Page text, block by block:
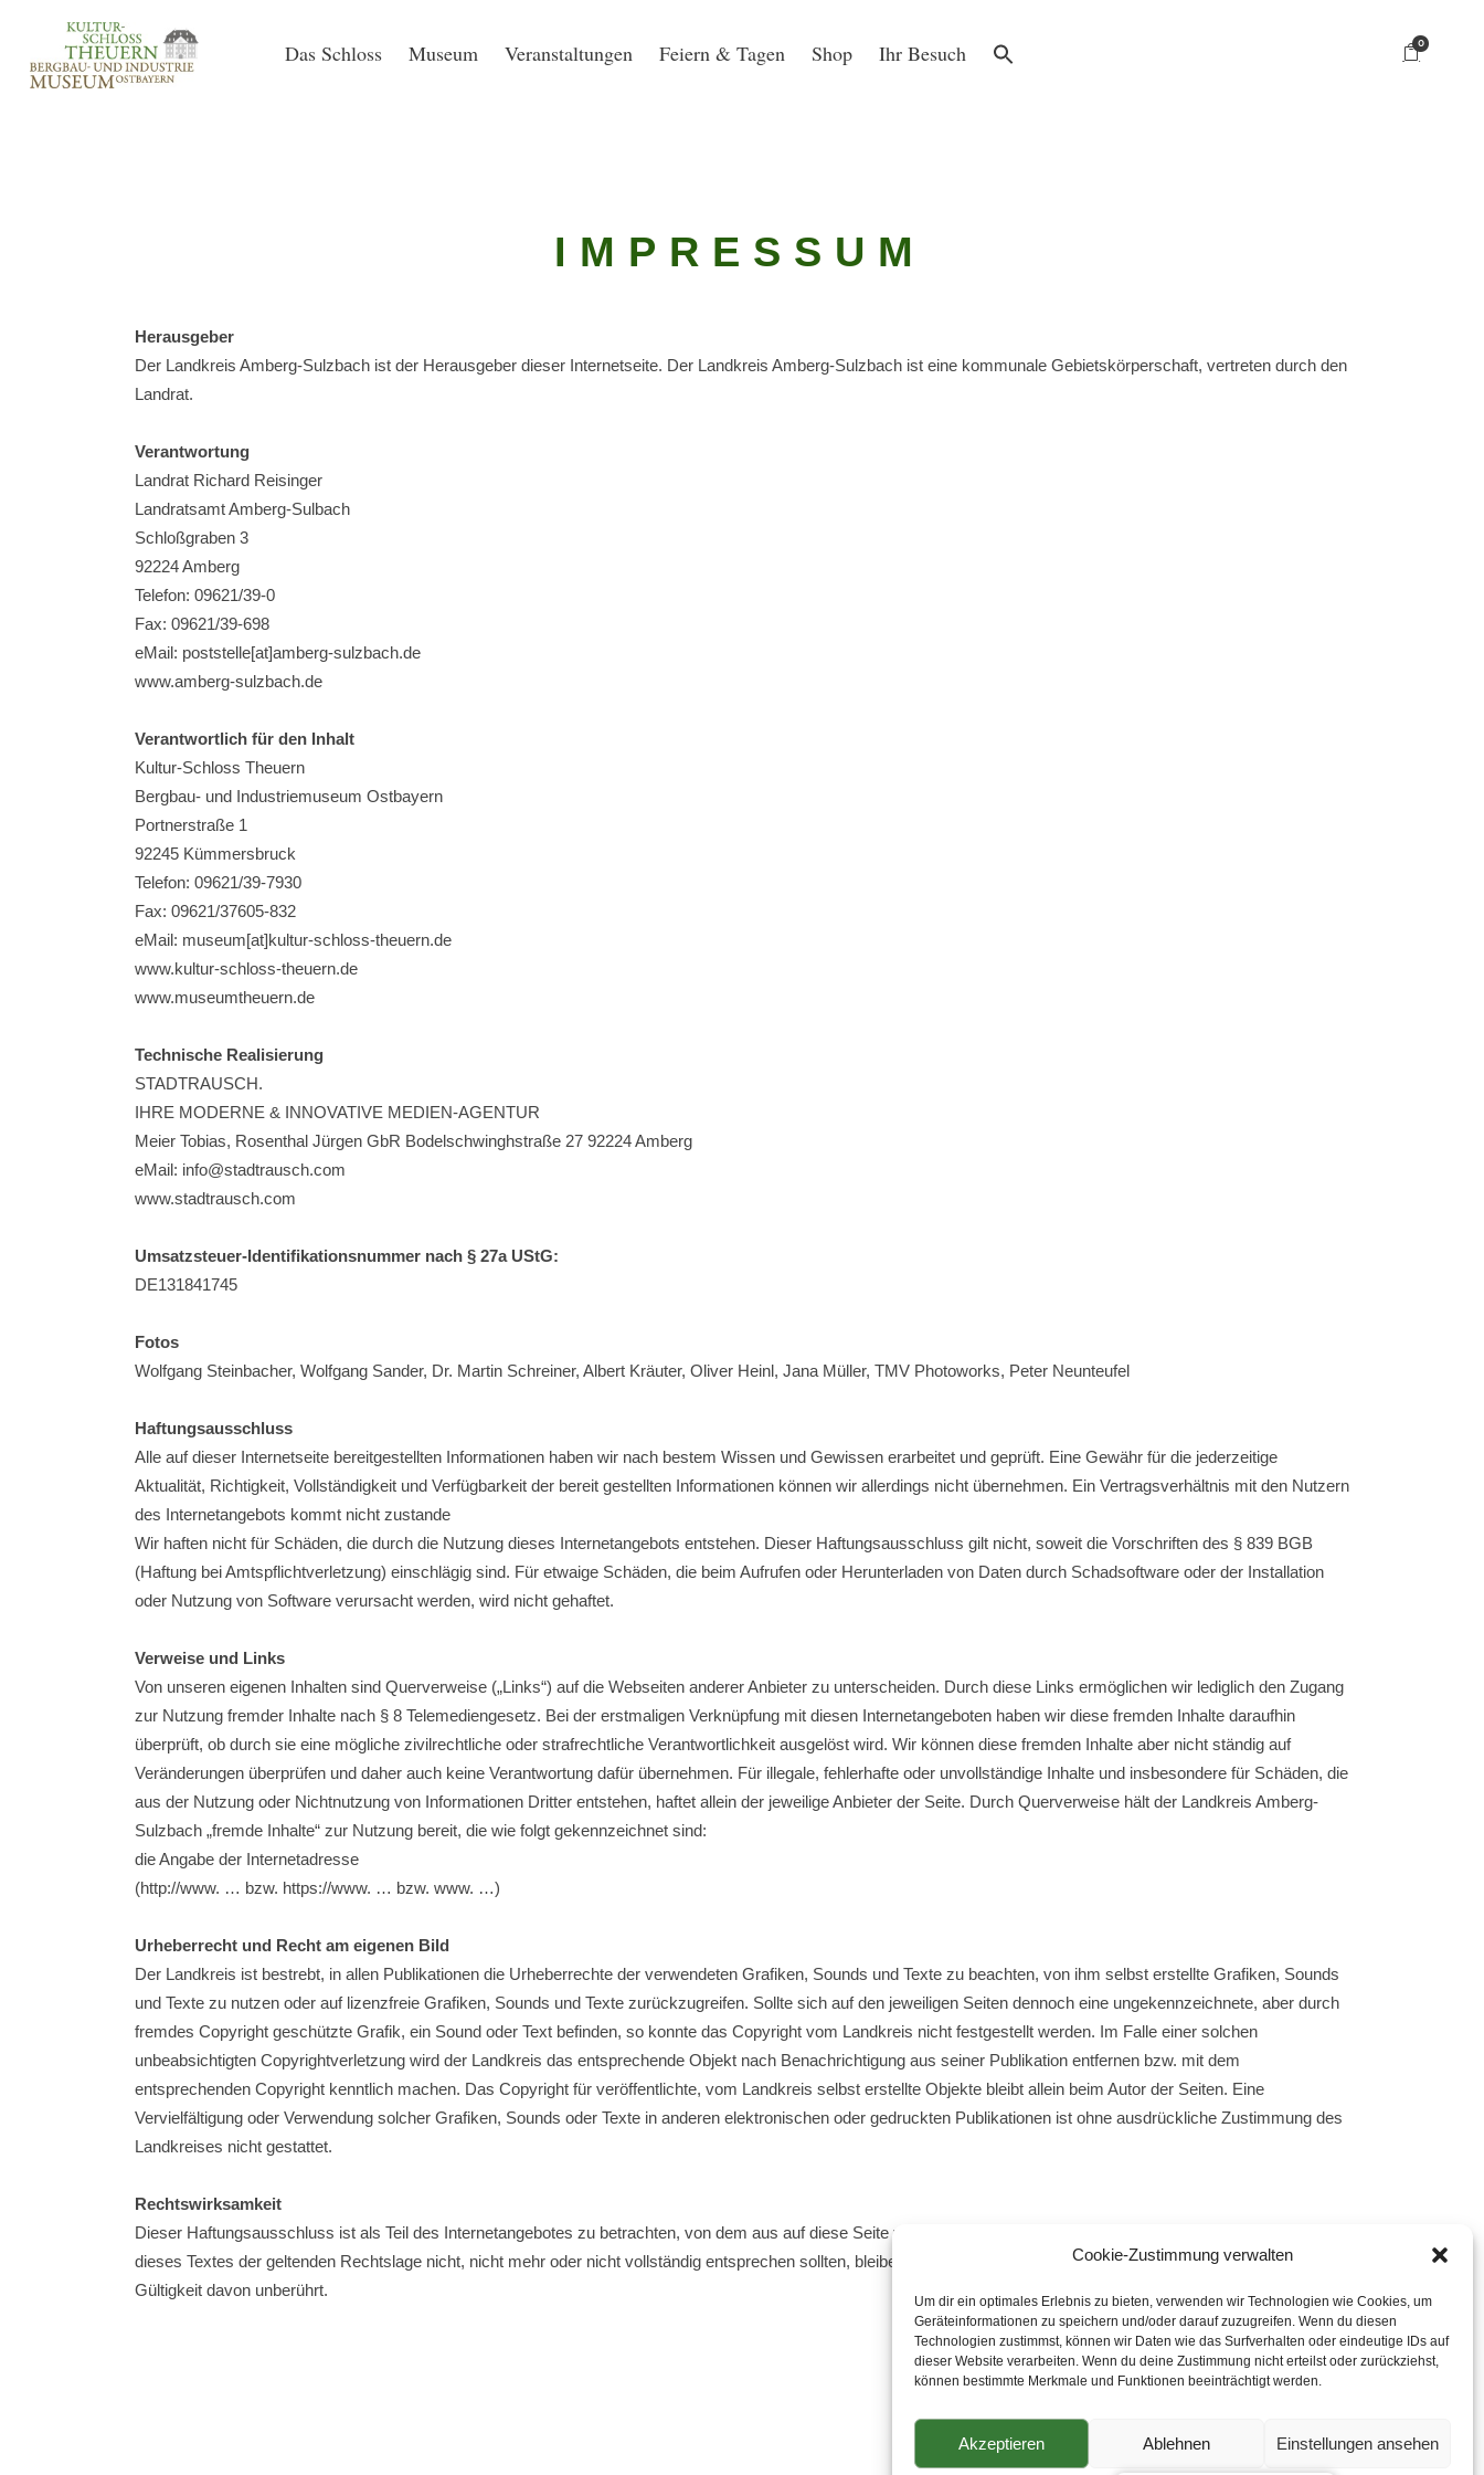
Cookie-Zustimmung verwalten
Um dir ein optimales Erlebnis zu bieten, verwenden wir Technologien wie Cookies, um
Geräteinformationen zu speichern und/oder darauf zuzugreifen. Wenn du diesen
Technologien zustimmst, können wir Daten wie das Surfverhalten oder eindeutige IDs auf
dieser Website verarbeiten. Wenn du deine Zustimmung nicht erteilst oder zurückziehst,
können bestimmte Merkmale und Funktionen beeinträchtigt werden.
Akzeptieren Ablehnen Einstellungen ansehen
0
Das Schloss Museum Veranstaltungen Feiern & Tagen Shop Ihr Besuch
IMPRESSUM
Herausgeber
Der Landkreis Amberg-Sulzbach ist der Herausgeber dieser Internetseite. Der Landkreis Amberg-Sulzbach ist eine kommunale Gebietskörperschaft, vertreten durch den
Landrat.
Verantwortung
Landrat Richard Reisinger
Landratsamt Amberg-Sulbach
Schloßgraben 3
92224 Amberg
Telefon: 09621/39-0
Fax: 09621/39-698
eMail: poststelle[at]amberg-sulzbach.de
www.amberg-sulzbach.de
Verantwortlich für den Inhalt
Kultur-Schloss Theuern
Bergbau- und Industriemuseum Ostbayern
Portnerstraße 1
92245 Kümmersbruck
Telefon: 09621/39-7930
Fax: 09621/37605-832
eMail: museum[at]kultur-schloss-theuern.de
www.kultur-schloss-theuern.de
www.museumtheuern.de
Technische Realisierung
STADTRAUSCH.
IHRE MODERNE & INNOVATIVE MEDIEN-AGENTUR
Meier Tobias, Rosenthal Jürgen GbR Bodelschwinghstraße 27 92224 Amberg
eMail: info@stadtrausch.com
www.stadtrausch.com
Umsatzsteuer-Identifikationsnummer nach § 27a UStG:
DE131841745
Fotos
Wolfgang Steinbacher, Wolfgang Sander, Dr. Martin Schreiner, Albert Kräuter, Oliver Heinl, Jana Müller, TMV Photoworks, Peter Neunteufel
Haftungsausschluss
Alle auf dieser Internetseite bereitgestellten Informationen haben wir nach bestem Wissen und Gewissen erarbeitet und geprüft. Eine Gewähr für die jederzeitige
Aktualität, Richtigkeit, Vollständigkeit und Verfügbarkeit der bereit gestellten Informationen können wir allerdings nicht übernehmen. Ein Vertragsverhältnis mit den Nutzern
des Internetangebots kommt nicht zustande
Wir haften nicht für Schäden, die durch die Nutzung dieses Internetangebots entstehen. Dieser Haftungsausschluss gilt nicht, soweit die Vorschriften des § 839 BGB
(Haftung bei Amtspflichtverletzung) einschlägig sind. Für etwaige Schäden, die beim Aufrufen oder Herunterladen von Daten durch Schadsoftware oder der Installation
oder Nutzung von Software verursacht werden, wird nicht gehaftet.
Verweise und Links
Von unseren eigenen Inhalten sind Querverweise („Links“) auf die Webseiten anderer Anbieter zu unterscheiden. Durch diese Links ermöglichen wir lediglich den Zugang
zur Nutzung fremder Inhalte nach § 8 Telemediengesetz. Bei der erstmaligen Verknüpfung mit diesen Internetangeboten haben wir diese fremden Inhalte daraufhin
überprüft, ob durch sie eine mögliche zivilrechtliche oder strafrechtliche Verantwortlichkeit ausgelöst wird. Wir können diese fremden Inhalte aber nicht ständig auf
Veränderungen überprüfen und daher auch keine Verantwortung dafür übernehmen. Für illegale, fehlerhafte oder unvollständige Inhalte und insbesondere für Schäden, die
aus der Nutzung oder Nichtnutzung von Informationen Dritter entstehen, haftet allein der jeweilige Anbieter der Seite. Durch Querverweise hält der Landkreis Amberg-
Sulzbach „fremde Inhalte“ zur Nutzung bereit, die wie folgt gekennzeichnet sind:
die Angabe der Internetadresse
(http://www. … bzw. https://www. … bzw. www. …)
Urheberrecht und Recht am eigenen Bild
Der Landkreis ist bestrebt, in allen Publikationen die Urheberrechte der verwendeten Grafiken, Sounds und Texte zu beachten, von ihm selbst erstellte Grafiken, Sounds
und Texte zu nutzen oder auf lizenzfreie Grafiken, Sounds und Texte zurückzugreifen. Sollte sich auf den jeweiligen Seiten dennoch eine ungekennzeichnete, aber durch
fremdes Copyright geschützte Grafik, ein Sound oder Text befinden, so konnte das Copyright vom Landkreis nicht festgestellt werden. Im Falle einer solchen
unbeabsichtigten Copyrightverletzung wird der Landkreis das entsprechende Objekt nach Benachrichtigung aus seiner Publikation entfernen bzw. mit dem
entsprechenden Copyright kenntlich machen. Das Copyright für veröffentlichte, vom Landkreis selbst erstellte Objekte bleibt allein beim Autor der Seiten. Eine
Vervielfältigung oder Verwendung solcher Grafiken, Sounds oder Texte in anderen elektronischen oder gedruckten Publikationen ist ohne ausdrückliche Zustimmung des
Landkreises nicht gestattet.
Rechtswirksamkeit
Dieser Haftungsausschluss ist als Teil des Internetangebotes zu betrachten, von dem aus auf diese Seite verwiesen wurde. Sofern Teile oder einzelne Formulierungen
dieses Textes der geltenden Rechtslage nicht, nicht mehr oder nicht vollständig entsprechen sollten, bleiben die übrigen Teile des Dokumentes in ihrem Inhalt und ihrer
Gültigkeit davon unberührt.